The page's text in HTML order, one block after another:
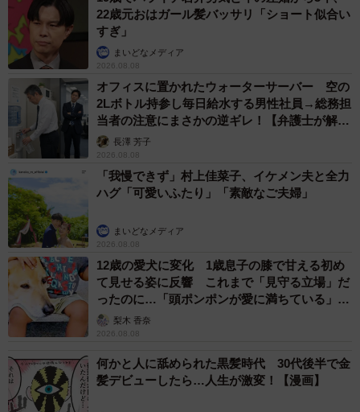
22歳元おはガール髪バッサリ「ショート似合い
すぎ」
まいどなメディア
2026.08.08
オフィスに置かれたウォーターサーバー 空の
2Lボトル持参し毎日給水する男性社員→総務担
当者の注意にまさかの逆ギレ！【弁護士が解
説】長澤 芳子
2026.08.08
「我慢できず」村上佳菜子、イケメン夫と全力
ハグ「可愛いふたり」「素敵なご夫婦」
まいどなメディア
2026.08.08
12歳の愛犬に変化 1歳息子の膝で甘える初め
て見せる姿に反響 これまで「見守る立場」だ
ったのに…「頭ポンポンが愛に満ちている」
「尊…」
梨木 香奈
2026.08.08
何かと人に舐められた黒髪時代 30代後半で金
髪デビューしたら…人生が激変！【漫画】